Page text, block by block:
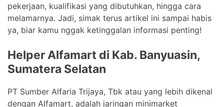
pekerjaan, kualifikasi yang dibutuhkan, hingga cara
melamarnya. Jadi, simak terus artikel ini sampai habis
ya, biar kamu nggak ketinggalan informasi penting!
Helper Alfamart di Kab. Banyuasin,
Sumatera Selatan
PT Sumber Alfaria Trijaya, Tbk atau yang lebih dikenal
dengan Alfamart, adalah jaringan minimarket